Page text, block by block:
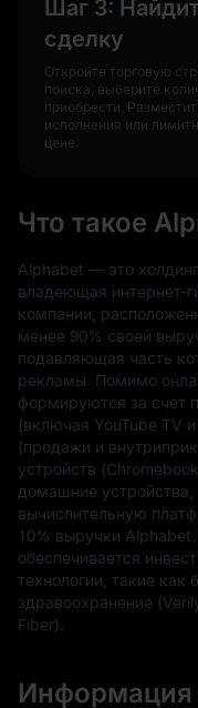
Шаг 3:
сделку
Откройте торговую
поиска, выберите
приобрести.
исполнения или
цене.
Что такое
Alphabet — это
владеющая интернет-
компании,
менее 90% своей
подавляющая часть
рекламы. Помимо
формируются за счет
(включая YouTube TV
(продажи и
устройств
домашние
вычислительную
10% выручки
обеспечивается
технологии, такие как
здравоохранение
Fiber).
Информация